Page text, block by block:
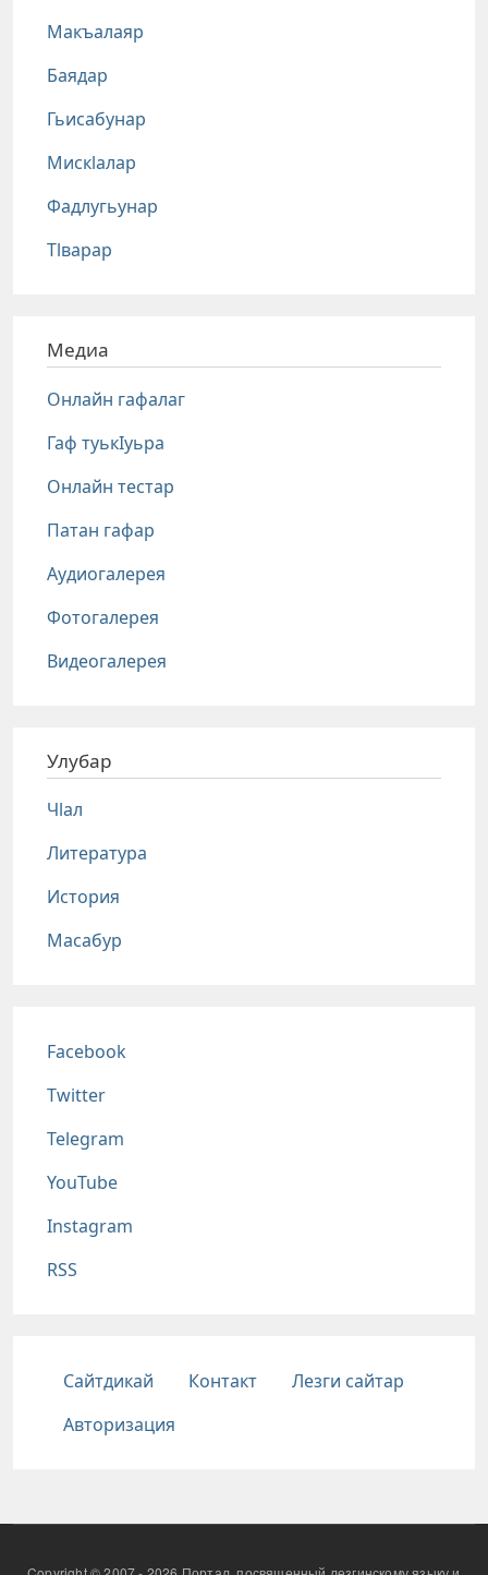
Макъалаяр
Баядар
Гьисабунар
Мискlалар
Фадлугьунар
Тlварар
Медиа
Онлайн гафалаг
Гаф туькIуьра
Онлайн тестар
Патан гафар
Аудиогалерея
Фотогалерея
Видеогалерея
Улубар
Чlал
Литература
История
Масабур
Соц сети
Facebook
Twitter
Telegram
YouTube
Instagram
RSS
Подвал
Сайтдикай Контакт
Лезги сайтар
Авторизация